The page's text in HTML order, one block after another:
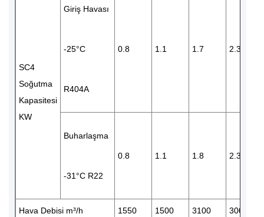
SC4
Soğutma
Kapasitesi
KW
Giriş Havası
-25°C
R404A
0.8 1.1 1.7 2.3
Buharlaşma
-31°C R22
0.8 1.1 1.8 2.3
Hava Debisi m³/h 1550 1500 3100 3000